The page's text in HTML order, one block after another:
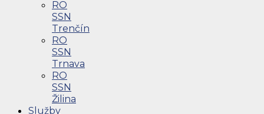
RO
SSN
Trenčín
RO
SSN
Trnava
RO
SSN
Žilina
Služby